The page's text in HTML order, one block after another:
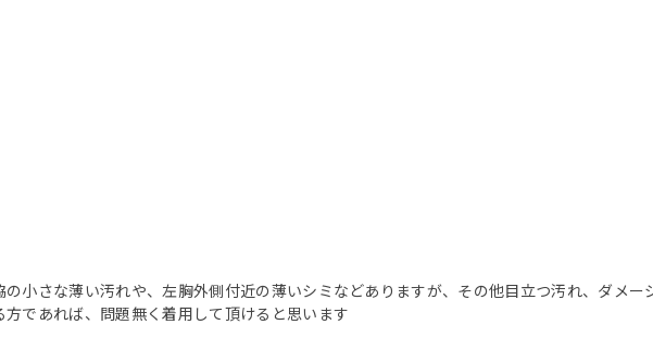
の小さな薄い汚れや、左胸外側付近の薄いシミなどありますが、その他目立つ汚れ、ダメー
であれば、問題無く着用して頂けると思います